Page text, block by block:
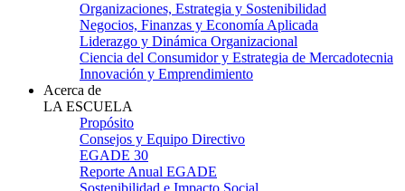
Organizaciones, Estrategia y Sostenibilidad
Negocios, Finanzas y Economía Aplicada
Liderazgo y Dinámica Organizacional
Ciencia del Consumidor y Estrategia de Mercadotecnia
Innovación y Emprendimiento
Acerca de
LA ESCUELA
Propósito
Consejos y Equipo Directivo
EGADE 30
Reporte Anual EGADE
Sostenibilidad e Impacto Social